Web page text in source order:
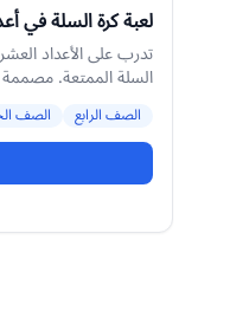
لعبة كرة السلة في
تدرب على الأعداد
السلة الممتعة.
متوسط.
الصف الرابع الصف